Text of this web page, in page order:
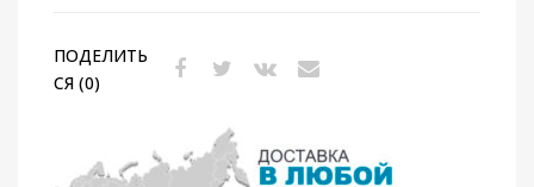
ПОДЕЛИТЬ
СЯ (0)